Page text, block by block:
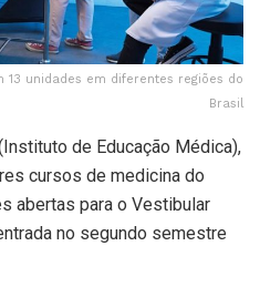
13 unidades em diferentes regiões do
Brasil
de Educação Médica),
cursos de medicina do
abertas para o Vestibular
no segundo semestre